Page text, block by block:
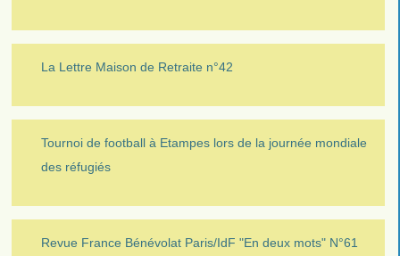
La Lettre Maison de Retraite n°42
Tournoi de football à Etampes lors de la journée mondiale
des réfugiés
Revue France Bénévolat Paris/IdF "En deux mots" N°61